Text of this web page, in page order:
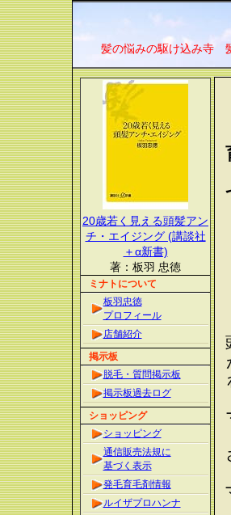
髪の悩みの駆け込み寺
20歳若く見える頭髪アン
チ・エイジング (講談社
＋α新書)
著：板羽 忠徳
ミナトについて
板羽忠徳
プロフィール
店舗紹介
掲示板
脱毛・質問掲示板
掲示板過去ログ
ショッピング
ショッピング
通信販売法規に
基づく表示
発毛育毛剤情報
ルイザプロハンナ